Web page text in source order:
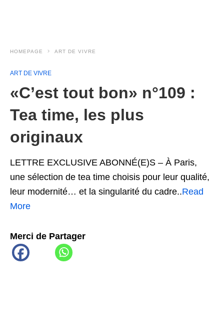
HOMEPAGE ART DE VIVRE
ART DE VIVRE
«C’est tout bon» n°109 :
Tea time, les plus
originaux
LETTRE EXCLUSIVE ABONNÉ(E)S – À Paris,
une sélection de tea time choisis pour leur qualité,
leur modernité… et la singularité du cadre..Read
More
Merci de Partager